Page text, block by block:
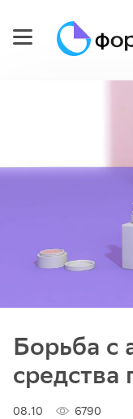
Борьба с
08.10
6790